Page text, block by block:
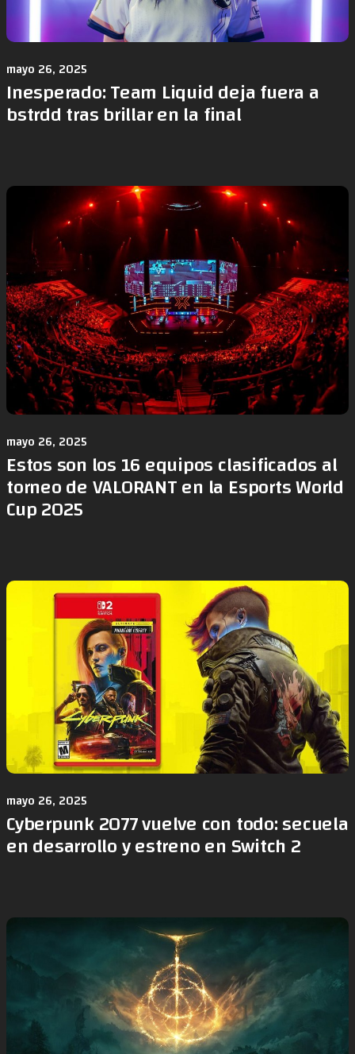
mayo 26, 2025
Inesperado: Team Liquid deja fuera a
bstrdd tras brillar en la final
mayo 26, 2025
Estos son los 16 equipos clasificados al
torneo de VALORANT en la Esports World
Cup 2025
mayo 26, 2025
Cyberpunk 2077 vuelve con todo: secuela
en desarrollo y estreno en Switch 2